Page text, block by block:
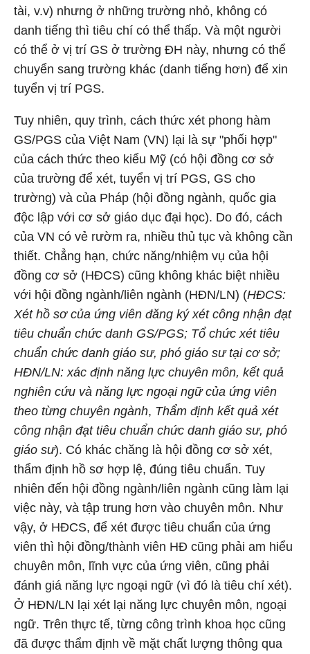
tài, v.v) nhưng ở những trường nhỏ, không có
danh tiếng thì tiêu chí có thể thấp. Và một người
có thể ở vị trí GS ở trường ĐH này, nhưng có thể
chuyển sang trường khác (danh tiếng hơn) để xin
tuyển vị trí PGS.
Tuy nhiên, quy trình, cách thức xét phong hàm
GS/PGS của Việt Nam (VN) lại là sự "phối hợp"
của cách thức theo kiểu Mỹ (có hội đồng cơ sở
của trường để xét, tuyển vị trí PGS, GS cho
trường) và của Pháp (hội đồng ngành, quốc gia
độc lập với cơ sở giáo dục đại học). Do đó, cách
của VN có vẻ rườm ra, nhiều thủ tục và không cần
thiết. Chẳng hạn, chức năng/nhiệm vụ của hội
đồng cơ sở (HĐCS) cũng không khác biệt nhiều
với hội đồng ngành/liên ngành (HĐN/LN) (HĐCS:
Xét hồ sơ của ứng viên đăng ký xét công nhận đạt
tiêu chuẩn chức danh GS/PGS; Tổ chức xét tiêu
chuẩn chức danh giáo sư, phó giáo sư tại cơ sở;
HĐN/LN: xác định năng lực chuyên môn, kết quả
nghiên cứu và năng lực ngoại ngữ của ứng viên
theo từng chuyên ngành, Thẩm định kết quả xét
công nhận đạt tiêu chuẩn chức danh giáo sư, phó
giáo sư). Có khác chăng là hội đồng cơ sở xét,
thẩm định hồ sơ hợp lệ, đúng tiêu chuẩn. Tuy
nhiên đến hội đồng ngành/liên ngành cũng làm lại
việc này, và tập trung hơn vào chuyên môn. Như
vậy, ở HĐCS, để xét được tiêu chuẩn của ứng
viên thì hội đồng/thành viên HĐ cũng phải am hiểu
chuyên môn, lĩnh vực của ứng viên, cũng phải
đánh giá năng lực ngoại ngữ (vì đó là tiêu chí xét).
Ở HĐN/LN lại xét lại năng lực chuyên môn, ngoại
ngữ. Trên thực tế, từng công trình khoa học cũng
đã được thẩm định về mặt chất lượng thông qua